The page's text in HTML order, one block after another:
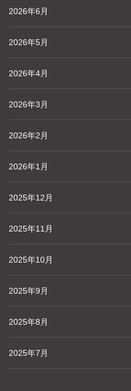
2026年6月
2026年5月
2026年4月
2026年3月
2026年2月
2026年1月
2025年12月
2025年11月
2025年10月
2025年9月
2025年8月
2025年7月